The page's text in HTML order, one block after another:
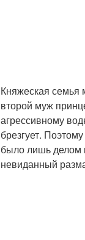
Княжеская семья
второй муж
агрессивному
брезгует.
было лишь делом
невиданный